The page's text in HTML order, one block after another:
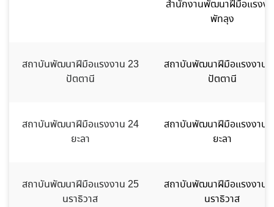
สำนักงานพัฒนาฝีมือแรงง
พัทลุง
สถาบันพัฒนาฝีมือแรงงาน 23
ปัตตานี
สถาบันพัฒนาฝีมือแรงงาน
ปัตตานี
สถาบันพัฒนาฝีมือแรงงาน 24
ยะลา
สถาบันพัฒนาฝีมือแรงงาน
ยะลา
สถาบันพัฒนาฝีมือแรงงาน 25
นราธิวาส
สถาบันพัฒนาฝีมือแรงงาน
นราธิวาส